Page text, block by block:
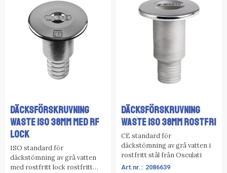
Däcksförskruvning
Waste ISO 38mm med RF
lock
ISO standard för
däckstömning av grå vatten
med rostfritt lock rostfritt
Däcksförskruvning
Waste ISO 38MM Rostfri
CE standard för
däckstömning av grå vatten i
rostfritt stål från Osculati
2086639